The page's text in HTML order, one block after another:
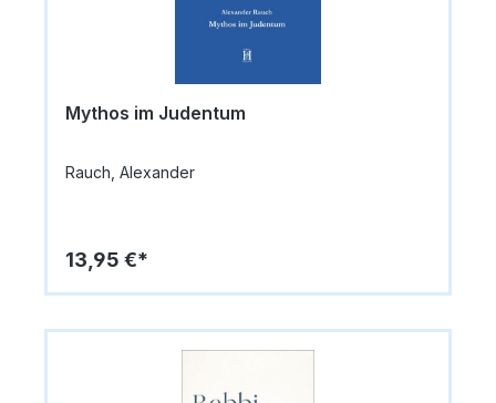
Mythos im Judentum
Rauch, Alexander
13,95 €*